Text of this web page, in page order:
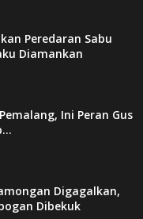
Peredaran Sabu
Diamankan
Ini Peran Gus
Digagalkan,
Dibekuk